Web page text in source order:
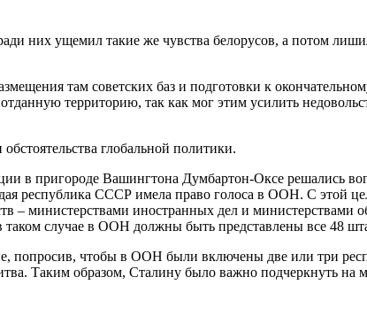
них ущемил такие же чувства белорусов, а потом
там советских баз и подготовки к
территорию, так как мог этим усилить
глобальной политики.
в пригороде Вашингтона Думбартон-Оксе решались
республика СССР имела право голоса в ООН. С этой
– министерствами иностранных дел и министерствами
случае в ООН должны быть представлены все 48
попросив, чтобы в ООН были включены две или три
Таким образом, Сталину было важно подчеркнуть на